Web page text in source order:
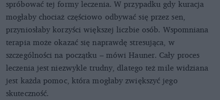
spróbować tej formy leczenia. W przypadku gdy kuracja
mogłaby chociaż częściowo odbywać się przez sen,
przyniosłaby korzyści większej liczbie osób. Wspomniana
terapia może okazać się naprawdę stresująca, w
szczególności na początku – mówi Hauner. Cały proces
leczenia jest niezwykle trudny, dlatego też mile widziana
jest każda pomoc, która mogłaby zwiększyć jego
skuteczność.